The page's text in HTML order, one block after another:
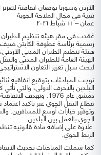
الأردن وسوريا يوقعان اتفاقية
فنية في مجال الملاحة الجوية
عمان – ١١ شباط ٢٠٢٦
عُقدت في مقر هيئة تنظيم الطيران
رسمية برئاسة عطوفة الكابتن
هيئة تنظيم الطيران المدني
الهيئة العامة للطيران المدني
لبحث سبل تعزيز التعاون
توجت المباحثات بتوقيع اتفاقية
البلدين بالاحرف الاولى، والتي
دمشق عام 1976. وتهدف
قطاع النقل الجوي عبر تاكيد اعتماد
وتوفير خيارات أوسع للمسافرين.
الجوي بالعمل بين البلدين.
علاوة على إضافة مادة قانونية
الربط الجوي.
كما شملت المباحثات تحديث